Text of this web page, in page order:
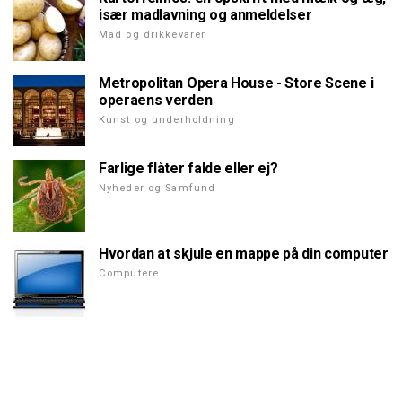
især madlavning og anmeldelser
Mad og drikkevarer
Metropolitan Opera House - Store Scene i
operaens verden
Kunst og underholdning
Farlige flåter falde eller ej?
Nyheder og Samfund
Hvordan at skjule en mappe på din computer
Computere